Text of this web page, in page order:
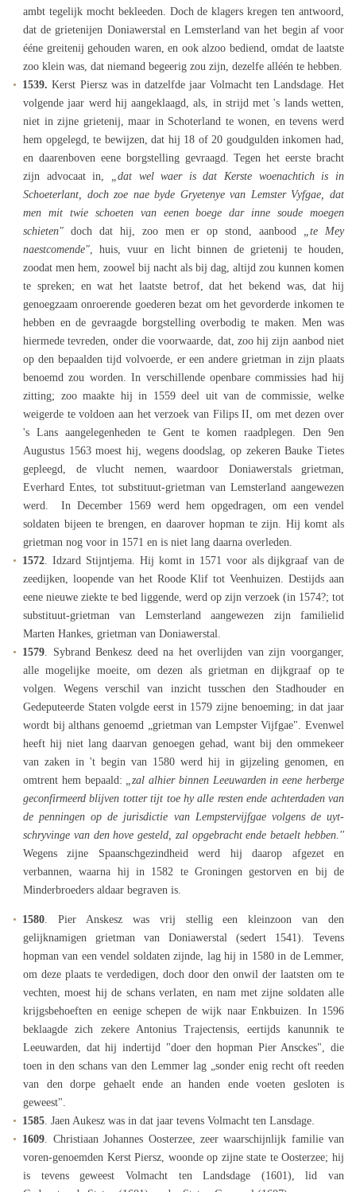
ambt tegelijk mocht bekleeden. Doch de klagers kregen ten antwoord,
dat de grietenijen Doniawerstal en Lemsterland van het begin af voor
ééne greitenij gehouden waren, en ook alzoo bediend, omdat de laatste
zoo klein was, dat niemand begeerig zou zijn, dezelfe alléén te hebben.
1539. Kerst Piersz was in datzelfde jaar Volmacht ten Landsdage. Het
volgende jaar werd hij aangeklaagd, als, in strijd met 's lands wetten,
niet in zijne grietenij, maar in Schoterland te wonen, en tevens werd
hem opgelegd, te bewijzen, dat hij 18 of 20 goudgulden inkomen had,
en daarenboven eene borgstelling gevraagd. Tegen het eerste bracht
zijn advocaat in, „dat wel waer is dat Kerste woenachtich is in
Schoeterlant, doch zoe nae byde Gryetenye van Lemster Vyfgae, dat
men mit twie schoeten van eenen boege dar inne soude moegen
schieten" doch dat hij, zoo men er op stond, aanbood „te Mey
naestcomende", huis, vuur en licht binnen de grietenij te houden,
zoodat men hem, zoowel bij nacht als bij dag, altijd zou kunnen komen
te spreken; en wat het laatste betrof, dat het bekend was, dat hij
genoegzaam onroerende goederen bezat om het gevorderde inkomen te
hebben en de gevraagde borgstelling overbodig te maken. Men was
hiermede tevreden, onder die voorwaarde, dat, zoo hij zijn aanbod niet
op den bepaalden tijd volvoerde, er een andere grietman in zijn plaats
benoemd zou worden. In verschillende openbare commissies had hij
zitting; zoo maakte hij in 1559 deel uit van de commissie, welke
weigerde te voldoen aan het verzoek van Filips II, om met dezen over
's Lans aangelegenheden te Gent te komen raadplegen. Den 9en
Augustus 1563 moest hij, wegens doodslag, op zekeren Bauke Tietes
gepleegd, de vlucht nemen, waardoor Doniawerstals grietman,
Everhard Entes, tot substituut-grietman van Lemsterland aangewezen
werd. In December 1569 werd hem opgedragen, om een vendel
soldaten bijeen te brengen, en daarover hopman te zijn. Hij komt als
grietman nog voor in 1571 en is niet lang daarna overleden.
1572. Idzard Stijntjema. Hij komt in 1571 voor als dijkgraaf van de
zeedijken, loopende van het Roode Klif tot Veenhuizen. Destijds aan
eene nieuwe ziekte te bed liggende, werd op zijn verzoek (in 1574?; tot
substituut-grietman van Lemsterland aangewezen zijn familielid
Marten Hankes, grietman van Doniawerstal.
1579. Sybrand Benkesz deed na het overlijden van zijn voorganger,
alle mogelijke moeite, om dezen als grietman en dijkgraaf op te
volgen. Wegens verschil van inzicht tusschen den Stadhouder en
Gedeputeerde Staten volgde eerst in 1579 zijne benoeming; in dat jaar
wordt bij althans genoemd „grietman van Lempster Vijfgae". Evenwel
heeft hij niet lang daarvan genoegen gehad, want bij den ommekeer
van zaken in 't begin van 1580 werd hij in gijzeling genomen, en
omtrent hem bepaald: „zal alhier binnen Leeuwarden in eene herberge
geconfirmeerd blijven totter tijt toe hy alle resten ende achterdaden van
de penningen op de jurisdictie van Lempstervijfgae volgens de uyt-
schryvinge van den hove gesteld, zal opgebracht ende betaelt hebben.''
Wegens zijne Spaanschgezindheid werd hij daarop afgezet en
verbannen, waarna hij in 1582 te Groningen gestorven en bij de
Minderbroeders aldaar begraven is.
1580. Pier Anskesz was vrij stellig een kleinzoon van den
gelijknamigen grietman van Doniawerstal (sedert 1541). Tevens
hopman van een vendel soldaten zijnde, lag hij in 1580 in de Lemmer,
om deze plaats te verdedigen, doch door den onwil der laatsten om te
vechten, moest hij de schans verlaten, en nam met zijne soldaten alle
krijgsbehoeften en eenige schepen de wijk naar Enkbuizen. In 1596
beklaagde zich zekere Antonius Trajectensis, eertijds kanunnik te
Leeuwarden, dat hij indertijd "doer den hopman Pier Ansckes", die
toen in den schans van den Lemmer lag „sonder enig recht oft reeden
van den dorpe gehaelt ende an handen ende voeten gesloten is
geweest".
1585. Jaen Aukesz was in dat jaar tevens Volmacht ten Lansdage.
1609. Christiaan Johannes Oosterzee, zeer waarschijnlijk familie van
voren-genoemden Kerst Piersz, woonde op zijne state te Oosterzee; hij
is tevens geweest Volmacht ten Landsdage (1601), lid van